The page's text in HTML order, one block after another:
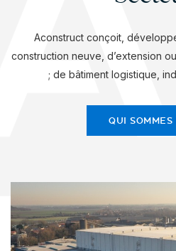
Aconstruct conçoit,
construction neuve, d’extension
; de bâtiment logistique,
QUI SOMMES